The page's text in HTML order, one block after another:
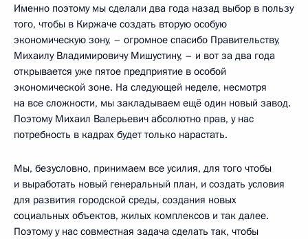
Именно поэтому мы сделали два года назад выбор в пользу
того, чтобы в Киржаче создать вторую особую
экономическую зону, – огромное спасибо Правительству,
Михаилу Владимировичу Мишустину, – и вот за два года
открывается уже пятое предприятие в особой
экономической зоне. На следующей неделе, несмотря
на все сложности, мы закладываем ещё один новый завод.
Поэтому Михаил Валерьевич абсолютно прав, у нас
потребность в кадрах будет только нарастать.
Мы, безусловно, принимаем все усилия, для того чтобы
и выработать новый генеральный план, и создать условия
для развития городской среды, создания новых
социальных объектов, жилых комплексов и так далее.
Поэтому у нас совместная задача сделать так, чтобы